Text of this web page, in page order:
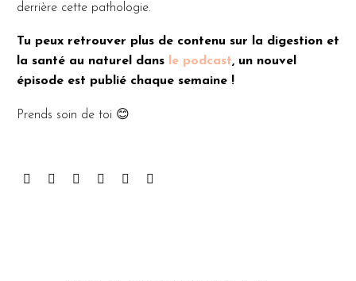
derrière cette pathologie.
Tu peux retrouver plus de contenu sur la digestion et
la santé au naturel dans le podcast, un nouvel
épisode est publié chaque semaine !
Prends soin de toi 😊